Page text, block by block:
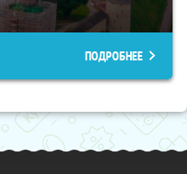
ПОДРОБНЕЕ